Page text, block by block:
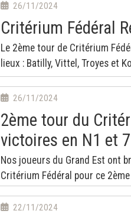
26/11/2024
Critérium Fédéral
Le 2ème tour de Critérium
lieux : Batilly, Vittel, Troyes et
26/11/2024
2ème tour du
victoires en N1 et
Nos joueurs du Grand Est ont
Critérium Fédéral pour ce
22/11/2024